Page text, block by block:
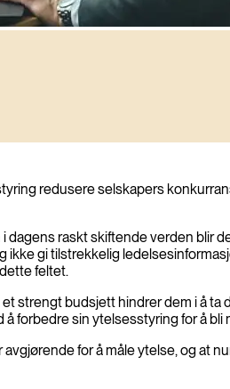
redusere selskapers
raskt skiftende verden blir
gi tilstrekkelig
feltet.
strengt budsjett hindrer dem i å
forbedre sin ytelsesstyring for å bli
for å måle ytelse, og at